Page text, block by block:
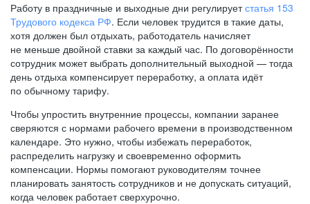
Работу в праздничные и выходные дни регулируетстатья 153
Трудового кодекса РФ. Если человек трудится в такие даты,
хотя должен был отдыхать, работодатель начисляет
не меньше двойной ставки за каждый час. По договорённости
сотрудник может выбрать дополнительный выходной — тогда
день отдыха компенсирует переработку, а оплата идёт
по обычному тарифу.
Чтобы упростить внутренние процессы, компании заранее
сверяются с нормами рабочего времени в производственном
календаре. Это нужно, чтобы избежать переработок,
распределить нагрузку и своевременно оформить
компенсации. Нормы помогают руководителям точнее
планировать занятость сотрудников и не допускать ситуаций,
когда человек работает сверхурочно.